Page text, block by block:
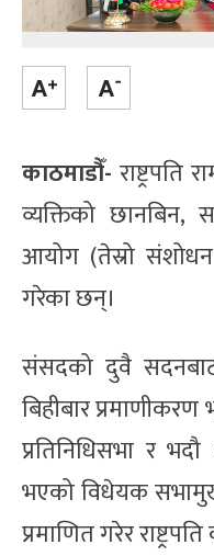
काठमाडौँ- राष्ट्रपति
व्यक्तिको
आयोग (तेस्रो
गरेका छन्।
संसदको दुवै
बिहीबार
प्रतिनिधिसभा र
भएको विधेयक
प्रमाणित गरेर